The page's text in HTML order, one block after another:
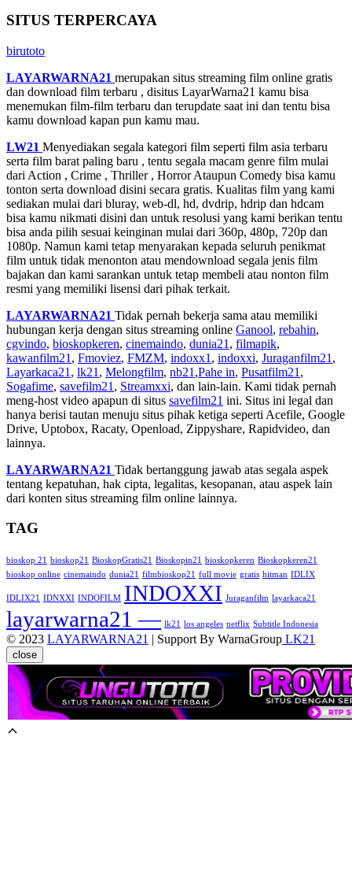
SITUS TERPERCAYA
birutoto
LAYARWARNA21 merupakan situs streaming film online gratis
dan download film terbaru , disitus LayarWarna21 kamu bisa
menemukan film-film terbaru dan terupdate saat ini dan tentu bisa
kamu download kapan pun kamu mau.
LW21 Menyediakan segala kategori film seperti film asia terbaru
serta film barat paling baru , tentu segala macam genre film mulai
dari Action , Crime , Thriller , Horror Ataupun Comedy bisa kamu
tonton serta download disini secara gratis. Kualitas film yang kami
sediakan mulai dari bluray, web-dl, hd, dvdrip, hdrip dan hdcam
bisa kamu nikmati disini dan untuk resolusi yang kami berikan tentu
bisa anda pilih sesuai keinginan mulai dari 360p, 480p, 720p dan
1080p. Namun kami tetap menyarakan kepada seluruh penikmat
film untuk tidak menonton atau mendownload segala jenis film
bajakan dan kami sarankan untuk tetap membeli atau nonton film
resmi yang memiliki lisensi dari pihak terkait.
LAYARWARNA21 Tidak pernah bekerja sama atau memiliki
hubungan kerja dengan situs streaming online Ganool, rebahin,
cgvindo, bioskopkeren, cinemaindo, dunia21 , filmapik,
kawanfilm21 , Fmoviez, FMZM, indoxx1 , indoxxi, Juraganfilm21 ,
Layarkaca21 , lk21 , Melongfilm, nb21 ,Pahe in, Pusatfilm21 ,
Sogafime, savefilm21 , Streamxxi, dan lain-lain. Kami tidak pernah
meng-host video apapun di situs savefilm21 ini. Situs ini legal dan
hanya berisi tautan menuju situs pihak ketiga seperti Acefile, Google
Drive, Uptobox, Racaty, Openload, Zippyshare, Rapidvideo, dan
lainnya.
LAYARWARNA21 Tidak bertanggung jawab atas segala aspek
tentang kepatuhan, hak cipta, legalitas, kesopanan, atau aspek lain
dari konten situs streaming film online lainnya.
TAG
bioskop 21 bioskop21 BioskopGratis21 Bioskopin21 bioskopkeren Bioskopkeren21
bioskop online cinemaindo dunia21 filmbioskop21 full movie gratis hitman IDLIX
IDLIX21 IDNXXI INDOFILM INDOXXI Juraganfilm layarkaca21
layarwarna21 — lk21 los angeles netflix Subtitle Indonesia
© 2023 LAYARWARNA21 | Support By WarnaGroup LK21
close